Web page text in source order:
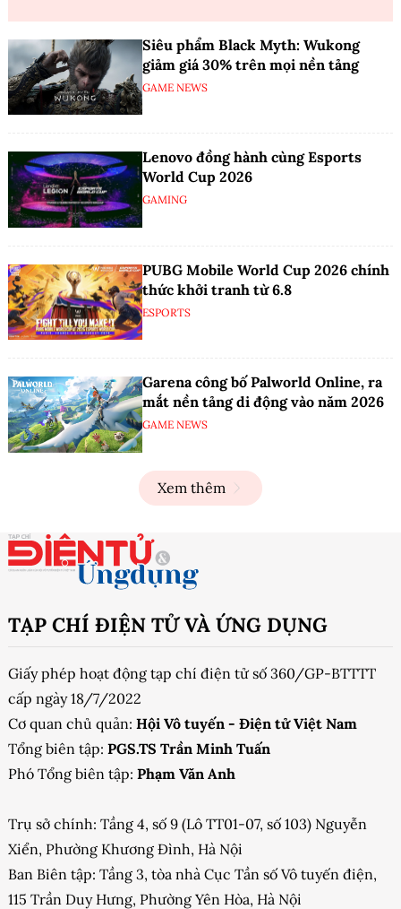
Siêu phẩm Black Myth: Wukong
giảm giá 30% trên mọi nền tảng
GAME NEWS
Lenovo đồng hành cùng Esports
World Cup 2026
GAMING
PUBG Mobile World Cup 2026 chính
thức khởi tranh từ 6.8
ESPORTS
Garena công bố Palworld Online, ra
mắt nền tảng di động vào năm 2026
GAME NEWS
Xem thêm
TẠP CHÍ ĐIỆN TỬ VÀ ỨNG DỤNG
Giấy phép hoạt động tạp chí điện tử số 360/GP-BTTTT
cấp ngày 18/7/2022
Cơ quan chủ quản: Hội Vô tuyến - Điện tử Việt Nam
Tổng biên tập: PGS.TS Trần Minh Tuấn
Phó Tổng biên tập: Phạm Văn Anh
Trụ sở chính: Tầng 4, số 9 (Lô TT01-07, số 103) Nguyễn
Xiển, Phường Khương Đình, Hà Nội
Ban Biên tập: Tầng 3, tòa nhà Cục Tần số Vô tuyến điện,
115 Trần Duy Hưng, Phường Yên Hòa, Hà Nội